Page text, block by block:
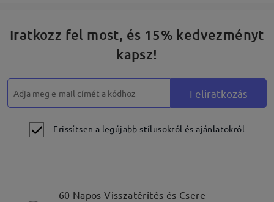
Iratkozz fel most, és 15% kedvezményt
kapsz!
Feliratkozás
Frissítsen a legújabb stílusokról és ajánlatokról
60 Napos Visszatérítés és Csere